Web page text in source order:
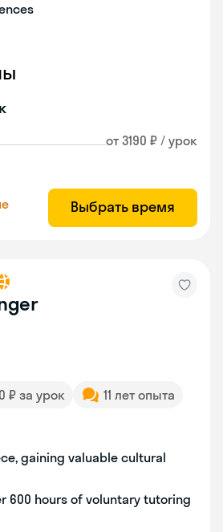
от 3190 ₽ / урок
Выбрать время
₽ за урок
11 лет опыта
gaining valuable cultural
600 hours of voluntary tutoring